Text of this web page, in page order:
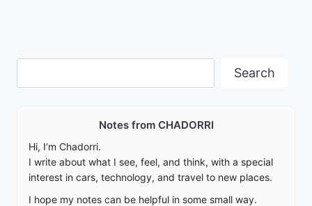
Search
Notes from CHADORRI
Hi, I’m Chadorri.
I write about what I see, feel, and think, with a special
interest in cars, technology, and travel to new places.
I hope my notes can be helpful in some small way.